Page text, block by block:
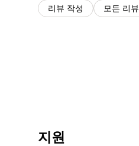
리뷰 작성 모든 리뷰
지원